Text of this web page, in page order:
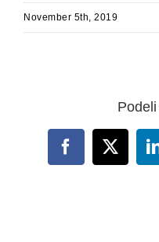
November 5th, 2019
Facebook
X